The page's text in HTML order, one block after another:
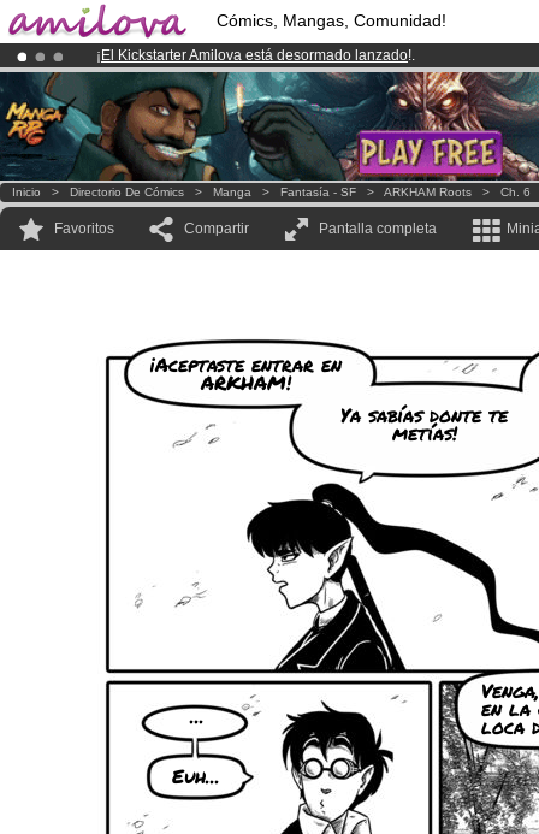
Cómics, Mangas, Comunidad!
¡ El Kickstarter Amilova está desormado lanzado!.
¡Ya tenemos 100000miembrosy 1000Cómics y Mangas!.
¡Conviertete en Premium por3.95 euros al mes!Hazte Premium ya
Inicio > Directorio De Cómics > Manga > Fantasía - SF > ARKHAM Roots > Ch. 6
Favoritos Compartir Pantalla completa
¡Aceptaste entrar en
ARKHAM!
Ya sabías donte te
metías!
...
Euh...
en la
loca